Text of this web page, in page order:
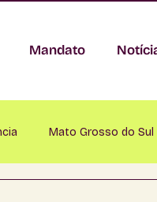
Mandato
Mato Grosso do Sul